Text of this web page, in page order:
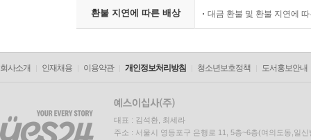
환불 지연에 따른 배상 대금 환불 및 환불 지연에
회사소개 인재채용 이용약관 개인정보처리방침 청소년보호정책 도서홍보안내
대표 : 김석환, 최세라
주소 : 서울시 영등포구 은행로 11, 5층~6층(여의도동,일신